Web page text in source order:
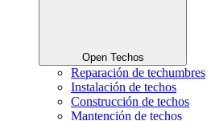
Open Techos
Reparación de techumbres
Instalación de techos
Construcción de techos
Mantención de techos